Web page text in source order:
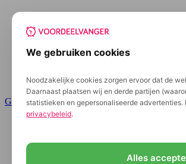
We gebruiken cookies
Noodzakelijke cookies zorgen ervoor dat de
Daarnaast plaatsen wij en derde partijen
statistieken en gepersonaliseerde advertenties.
privacybeleid.
Alles
Ga naar de inhoud